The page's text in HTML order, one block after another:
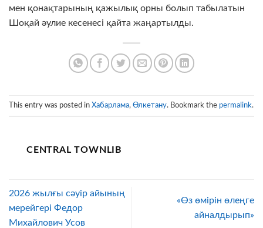
мен қонақтарының қажылық орны болып табылатын
Шоқай әулие кесенесі қайта жаңартылды.
This entry was posted in Хабарлама, Өлкетану. Bookmark the permalink.
CENTRAL TOWNLIB
2026 жылғы сәуір айының
мерейгері Федор
Михайлович Усов
«Өз өмірін өлеңге
айналдырып»